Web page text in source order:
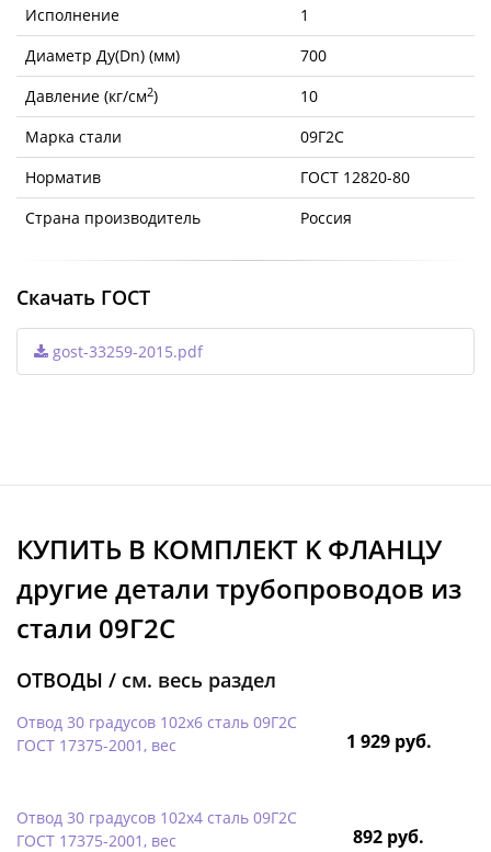
Исполнение
1
Диаметр Ду(Dn) (мм)
700
Давление (кг/см2)
10
Марка стали
09Г2С
Норматив
ГОСТ 12820-80
Страна производитель
Россия
Скачать ГОСТ
gost-33259-2015.pdf
КУПИТЬ В КОМПЛЕКТ K ФЛАНЦУ
другие детали трубопроводов из
стали 09Г2С
ОТВОДЫ / см. весь раздел
Отвод 30 градусов 102х6 сталь 09Г2С
ГОСТ 17375-2001, вес
1 929 руб.
Отвод 30 градусов 102х4 сталь 09Г2С
ГОСТ 17375-2001, вес
892 руб.